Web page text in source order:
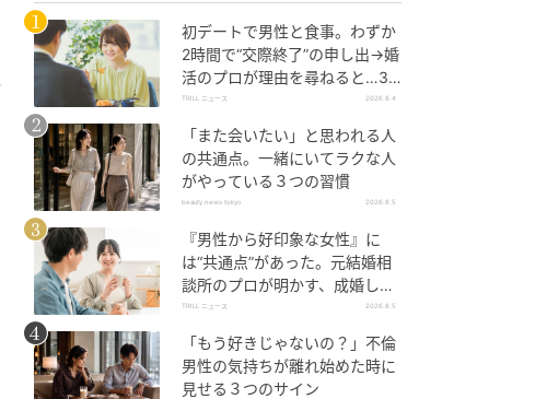
初デートで男性と食事。わずか
2時間で“交際終了”の申し出→婚
活のプロが理由を尋ねると…34
歳女性が明かした“呆れた理由”
TRILL ニュース 2026.8.4
「また会いたい」と思われる人
の共通点。一緒にいてラクな人
がやっている３つの習慣
beauty news tokyo 2026.8.5
『男性から好印象な女性』に
は“共通点”があった。元結婚相
談所のプロが明かす、成婚しや
すい人の“たった1つの特徴”と
TRILL ニュース 2026.8.5
「もう好きじゃないの？」不倫
男性の気持ちが離れ始めた時に
見せる３つのサイン